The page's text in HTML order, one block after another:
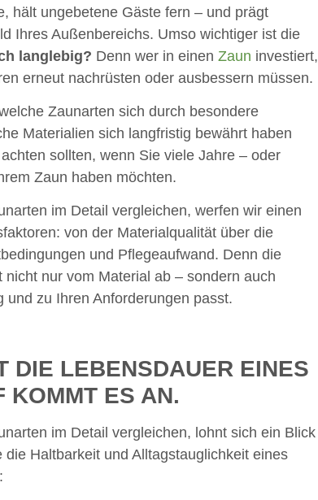
hält ungebetene Gäste fern – und prägt
Ihres Außenbereichs. Umso wichtiger ist die
langlebig? Denn wer in einen Zaun investiert,
erneut nachrüsten oder ausbessern müssen.
Zaunarten sich durch besondere
Materialien sich langfristig bewährt haben
sollten, wenn Sie viele Jahre – oder
Zaun haben möchten.
im Detail vergleichen, werfen wir einen
von der Materialqualität über die
und Pflegeaufwand. Denn die
nur vom Material ab – sondern auch
zu Ihren Anforderungen passt.
DIE LEBENSDAUER EINES
KOMMT ES AN.
im Detail vergleichen, lohnt sich ein Blick
Haltbarkeit und Alltagstauglichkeit eines